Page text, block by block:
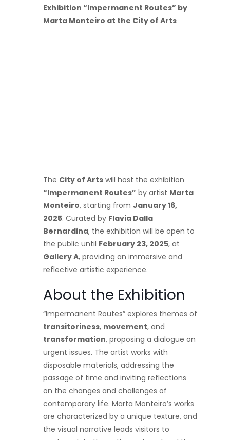
Exhibition “Impermanent Routes” by
Marta Monteiro at the City of Arts
The City of Arts will host the exhibition
“Impermanent Routes” by artist Marta
Monteiro, starting from January 16,
2025. Curated by Flavia Dalla
Bernardina, the exhibition will be open to
the public until February 23, 2025, at
Gallery A, providing an immersive and
reflective artistic experience.
About the Exhibition
“Impermanent Routes” explores themes of
transitoriness, movement, and
transformation, proposing a dialogue on
urgent issues. The artist works with
disposable materials, addressing the
passage of time and inviting reflections
on the changes and challenges of
contemporary life. Marta Monteiro’s works
are characterized by a unique texture, and
the visual narrative leads visitors to